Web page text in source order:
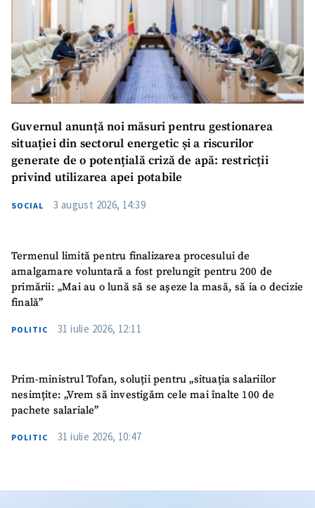
Guvernul anunță noi măsuri pentru gestionarea
situației din sectorul energetic și a riscurilor
generate de o potențială criză de apă: restricții
privind utilizarea apei potabile
SOCIAL 3 august 2026, 14:39
Termenul limită pentru finalizarea procesului de
amalgamare voluntară a fost prelungit pentru 200 de
primării: „Mai au o lună să se așeze la masă, să ia o decizie
finală”
POLITIC 31 iulie 2026, 12:11
Prim-ministrul Tofan, soluții pentru „situația salariilor
nesimțite: „Vrem să investigăm cele mai înalte 100 de
pachete salariale”
POLITIC 31 iulie 2026, 10:47